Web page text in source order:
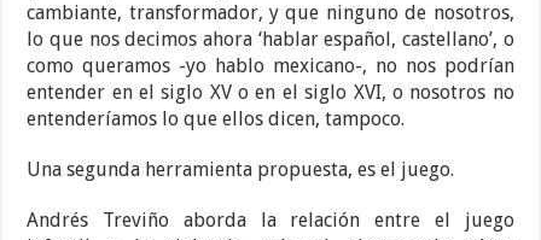
cambiante, transformador, y que ninguno de nosotros,
lo que nos decimos ahora ‘hablar español, castellano’, o
como queramos -yo hablo mexicano-, no nos podrían
entender en el siglo XV o en el siglo XVI, o nosotros no
entenderíamos lo que ellos dicen, tampoco.
Una segunda herramienta propuesta, es el juego.
Andrés Treviño aborda la relación entre el juego